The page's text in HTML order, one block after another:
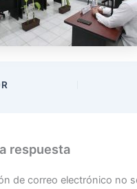
respuesta
de correo electrónico no